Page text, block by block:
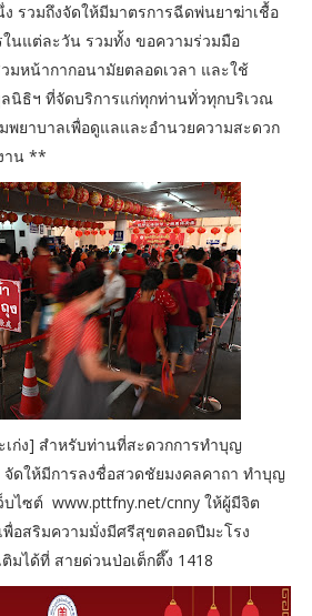
รวมถึงจัดให้มีมาตรการฉีดพ่นยาฆ่าเชื้อ
นแต่ละวัน รวมทั้ง ขอความร่วมมือ
หน้ากากอนามัยตลอดเวลา และใช้
นิธิฯ ที่จัดบริการแก่ทุกท่านทั่วทุกบริเวณ
พยาบาลเพื่อดูแลและอำนวยความสะดวก
าน **
ก่ง] สำหรับท่านที่สะดวกการทำบุญ
ดให้มีการลงชื่อสวดชัยมงคลคาถา ทำบุญ
บไซต์ www.pttfny.net/cnny ให้ผู้มีจิต
อสริมความมั่งมีศรีสุขตลอดปีมะโรง
มได้ที่ สายด่วนป่อเต็กตึ๊ง 1418